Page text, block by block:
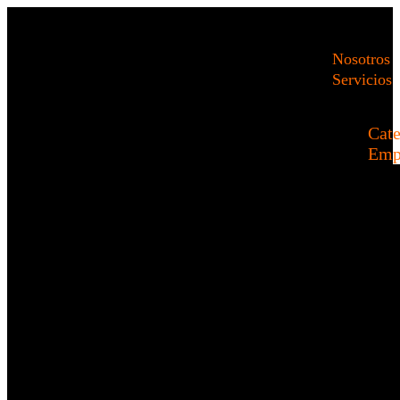
Nosotros
Servicios